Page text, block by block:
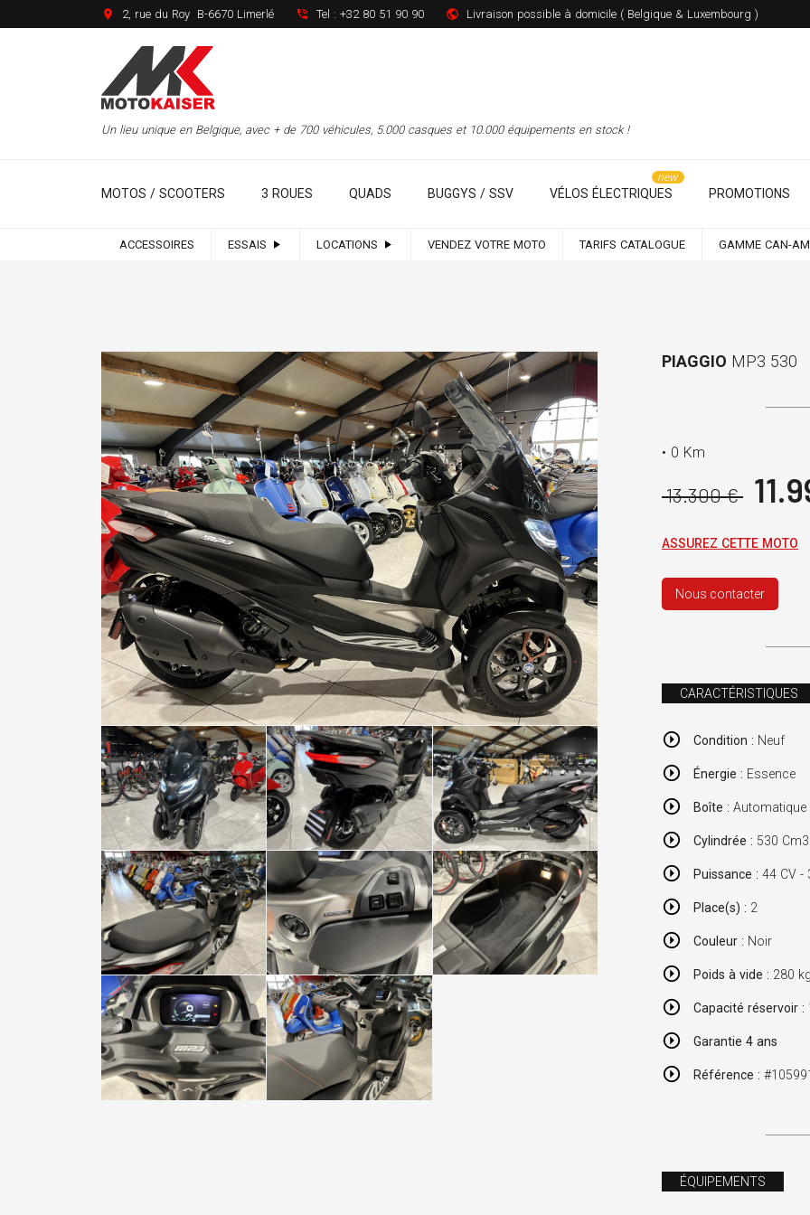
2, rue du Roy B-6670 Limerlé Tel : +32 80 51 90 90 Livraison possible à domicile ( Belgique & Luxembourg )
Un lieu unique en Belgique, avec + de 700 véhicules, 5.000 casques et 10.000 équipements en stock !
MOTOS / SCOOTERS 3 ROUES QUADS BUGGYS / SSV VÉLOS ÉLECTRIQUES PROMOTIONS
ACCESSOIRES ESSAIS LOCATIONS VENDEZ VOTRE MOTO TARIFS CATALOGUE GAMME CAN-AM
PIAGGIO MP3 530
• 0 Km
13.300 €
ASSUREZ CETTE MOTO
Nous contacter
CARACTÉRISTIQUES
Condition : Neuf
Énergie : Essence
Boîte : Automatique
Cylindrée : 530
Puissance : 44 CV -
Place(s) : 2
Couleur : Noir
Poids à vide : 280
Capacité réservoir :
Garantie 4 ans
Référence :
ÉQUIPEMENTS